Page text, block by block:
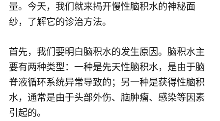
量。今天，我们就来揭开慢性脑积水的神秘面
纱，了解它的诊治方法。
首先，我们要明白脑积水的发生原因。脑积水主
要有两种类型：一种是先天性脑积水，是由于脑
脊液循环系统异常导致的；另一种是获得性脑积
水，通常是由于头部外伤、脑肿瘤、感染等因素
引起的。